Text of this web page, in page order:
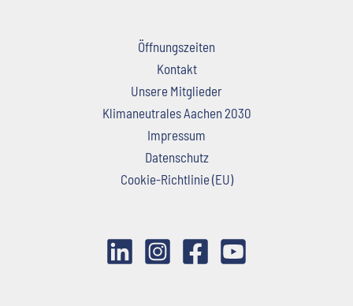
Öffnungszeiten
Kontakt
Unsere Mitglieder
Klimaneutrales Aachen 2030
Impressum
Datenschutz
Cookie-Richtlinie (EU)